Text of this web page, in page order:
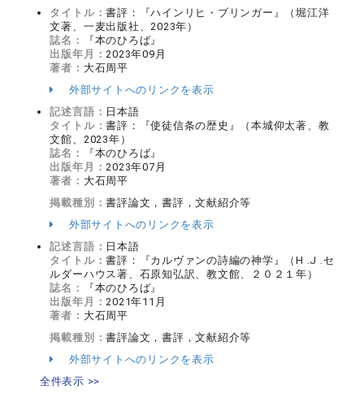
タイトル：書評：『ハインリヒ・ブリンガー』（堀江洋
文著、一麦出版社、2023年）
誌名：
『本のひろば』
出版年月：2023年09月
著者： 大石周平
外部サイトへのリンクを表示
記述言語： 日本語
タイトル：書評：『使徒信条の歴史』（本城仰太著、教
文館、2023年）
誌名：
『本のひろば』
出版年月：2023年07月
著者： 大石周平
掲載種別：書評論文，書評，文献紹介等
外部サイトへのリンクを表示
記述言語： 日本語
タイトル：書評：『カルヴァンの詩編の神学』（H .J .セ
ルダーハウス著、石原知弘訳、教文館、２０２１年）
誌名：
『本のひろば』
出版年月：2021年11月
著者： 大石周平
掲載種別：書評論文，書評，文献紹介等
外部サイトへのリンクを表示
全件表示 >>